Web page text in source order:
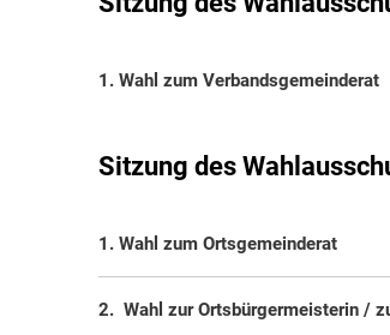
1. Wahl zum Verbandsgemeinderat
Sitzung des
1. Wahl zum Ortsgemeinderat
2. Wahl zur Ortsbürgermeisterin /